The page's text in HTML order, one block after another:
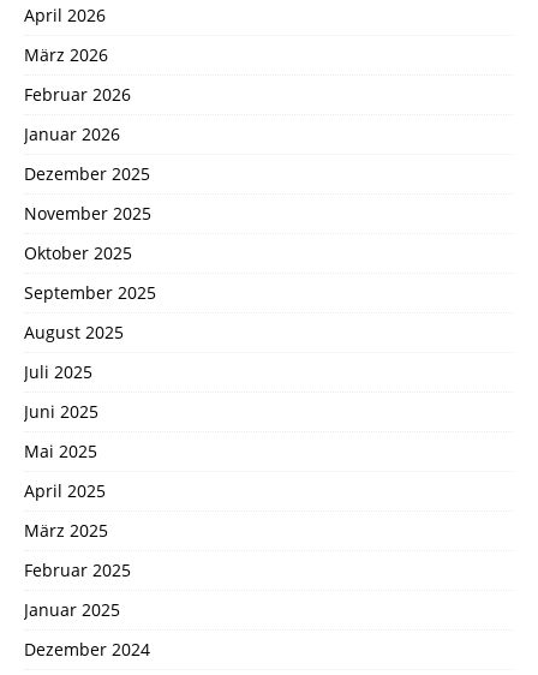
April 2026
März 2026
Februar 2026
Januar 2026
Dezember 2025
November 2025
Oktober 2025
September 2025
August 2025
Juli 2025
Juni 2025
Mai 2025
April 2025
März 2025
Februar 2025
Januar 2025
Dezember 2024